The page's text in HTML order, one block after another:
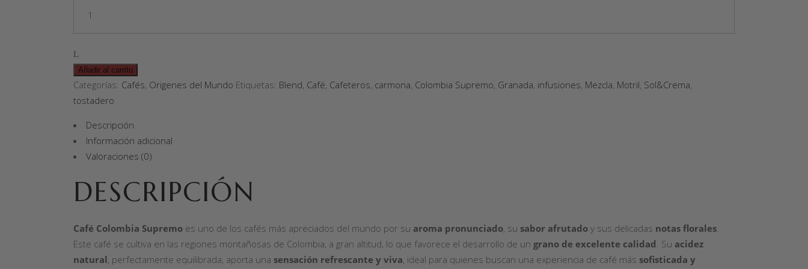
Añadir al carrito
Categorías: Cafés, Origenes del Mundo Etiquetas: Blend, Café, Cafeteros, carmona, Colombia Supremo, Granada, infusiones, Mezcla, Motril, Sol&Crema,
tostadero
Descripción
Información adicional
Valoraciones (0)
DESCRIPCIÓN
Café Colombia Supremo es uno de los cafés más apreciados del mundo por su aroma pronunciado, su sabor afrutado y sus delicadas notas florales.
Este café se cultiva en las regiones montañosas de Colombia, a gran altitud, lo que favorece el desarrollo de un grano de excelente calidad. Su acidez
natural, perfectamente equilibrada, aporta una sensación refrescante y viva, ideal para quienes buscan una experiencia de café más sofisticada y